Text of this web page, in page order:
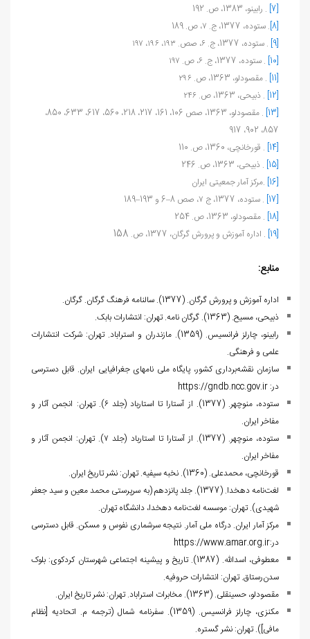
[7] . رابینو، 1383، ص. 192
[8]. ستوده، 1377، ج. ۷، ص. 189
[9] . ستوده، 1377، ج. ۶، صص. ۱۹۳، ۱۹۶، ۱۹۷
[10] . ستوده، 1377، ج. ۶، ص. ۱۹۷
[11] . مقصودلو، 1363، ص. ۲۹۶
[12] . ذبیحی، 1363، ص. ۲۴۶
[13]
. مقصودلو، 1363، صص 106، 161، 217، 218، 560، 617، 633، 850،
857، 902، 917
[14] . قورخانچی، 1360، ص. 110
[15] . ذبیحی، 1363، ص. 246
[16] .مرکز آمار جمعیتی ایران
[17] . ستوده، 1377، ج ۷، صص 8–6 و 193–189
[18] . مقصودلو، 1363، ص. 254
[19] . اداره آموزش و پرورش گرگان، 1377، ص. 158
منابع:
اداره آموزش و پرورش گرگان. (1377). سالنامه فرهنگ گرگان. گرگان.
ذبیحی، مسیح. (1363). گرگان نامه. تهران: انتشارات بابک.
رابینو، چارلز فرانسیس. (1359). مازندران و استراباد. تهران: شرکت انتشارات
علمی و فرهنگی.
سازمان نقشه‌برداری کشور، پایگاه ملی نام‏های جغرافیایی ایران. قابل دسترسی
در:https://gndb.ncc.gov.ir
ستوده، منوچهر. (1377). از آستارا تا استارباد (جلد ۶). تهران: انجمن آثار و
مفاخر ایران.
ستوده، منوچهر. (1377). از آستارا تا استارباد (جلد ۷). تهران: انجمن آثار و
مفاخر ایران.
قورخانچی، محمدعلی. (1360). نخبه سیفیه. تهران: نشر تاریخ ایران.
لغت‌نامه دهخدا. (1377). جلد پانزدهم (به سرپرستی محمد معین و سید جعفر
شهیدی). تهران: موسسه لغت‌نامه دهخدا، دانشگاه تهران.
مرکز آمار ایران. درگاه ملی آمار. نتیجه سرشماری نفوس و مسکن. قابل دسترسی
در:https://www.amar.org.ir
معطوفی، اسدالله. (1387). تاریخ و پیشینه اجتماعی شهرستان کردکوی: بلوک
سدن‌رستاق. تهران: انتشارات حروفیه.
مقصودلو، حسینقلی. (1363). مخابرات استراباد. تهران: نشر تاریخ ایران.
مکنزی، چارلز فرانسیس. (1359). سفرنامه شمال (ترجمه م. اتحادیه [نظام
مافی]). تهران: نشر گستره.